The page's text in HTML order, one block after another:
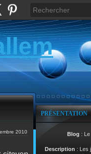
2010
PRÉSENTATION
Blog :
Description : Les